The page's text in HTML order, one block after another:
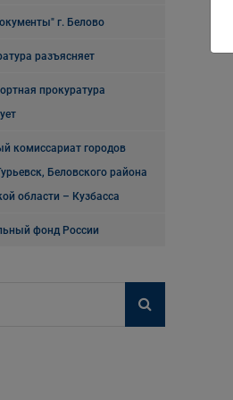
г. Белово
разъясняет
прокуратура
комиссариат городов
Беловского района
области – Кузбасса
фонд России